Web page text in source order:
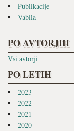
Publikacije
Vabila
PO AVTORJIH
Vsi avtorji
PO LETIH
2023
2022
2021
2020